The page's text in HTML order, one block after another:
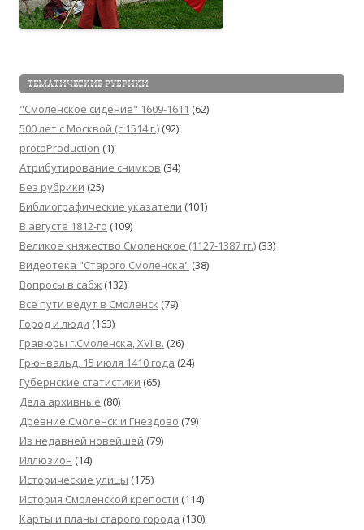
ТЕМАТИЧЕСКИЕ РУБРИКИ
"Смоленское сидение" 1609-1611 (62)
500 лет с Москвой (c 1514 г.) (92)
protoProduction (1)
Атрибутирование снимков (34)
Без рубрики (25)
Библиографические указатели (101)
В августе 1812-го (109)
Великое княжество Смоленское (1127-1387 гг.) (33)
Видеотека "Cтарого Смоленска" (38)
Вопросы в сабж (132)
Все пути ведут в Смоленск (79)
Город и люди (163)
Гравюры г.Смоленска, XVIIв. (26)
Грюнвальд, 15 июля 1410 года (24)
Губернские статистики (65)
Дела архивные (80)
Древние Смоленск и Гнездово (79)
Из недавней новейшей (79)
Иллюзион (14)
Исторические улицы (175)
История Смоленской крепости (114)
Карты и планы старого города (130)